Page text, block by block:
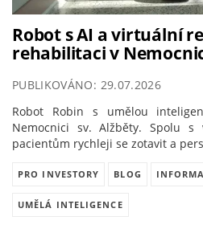
Robot s AI a virtuální
rehabilitaci v
PUBLIKOVÁNO: 29.07.2026
Robot Robin s umělou
Nemocnici sv. Alžběty. Spolu
pacientům rychleji se zotavit a
PRO INVESTORY BLOG
UMĚLÁ INTELIGENCE